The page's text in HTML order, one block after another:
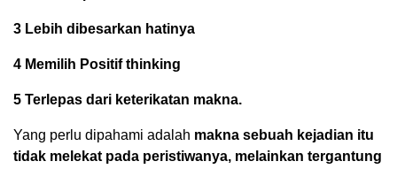
3 Lebih dibesarkan hatinya
4 Memilih Positif thinking
5 Terlepas dari keterikatan makna.
Yang perlu dipahami adalah makna sebuah kejadian itu
tidak melekat pada peristiwanya, melainkan tergantung